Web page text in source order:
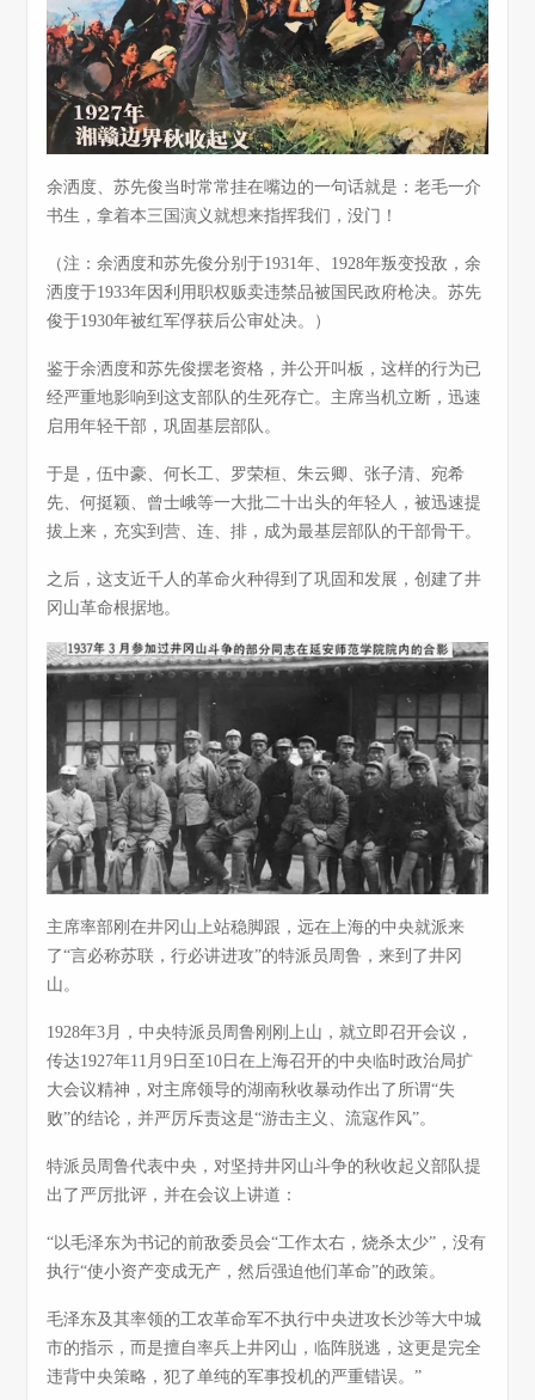
余洒度、苏先俊当时常常挂在嘴边的一句话就是：老毛一介
书生，拿着本三国演义就想来指挥我们，没门！
（注：余洒度和苏先俊分别于1931年、1928年叛变投敌，余
洒度于1933年因利用职权贩卖违禁品被国民政府枪决。苏先
俊于1930年被红军俘获后公审处决。）
鉴于余洒度和苏先俊摆老资格，并公开叫板，这样的行为已
经严重地影响到这支部队的生死存亡。主席当机立断，迅速
启用年轻干部，巩固基层部队。
于是，伍中豪、何长工、罗荣桓、朱云卿、张子清、宛希
先、何挺颖、曾士峨等一大批二十出头的年轻人，被迅速提
拔上来，充实到营、连、排，成为最基层部队的干部骨干。
之后，这支近千人的革命火种得到了巩固和发展，创建了井
冈山革命根据地。
主席率部刚在井冈山上站稳脚跟，远在上海的中央就派来
了“言必称苏联，行必讲进攻”的特派员周鲁，来到了井冈
山。
1928年3月，中央特派员周鲁刚刚上山，就立即召开会议，
传达1927年11月9日至10日在上海召开的中央临时政治局扩
大会议精神，对主席领导的湖南秋收暴动作出了所谓“失
败”的结论，并严厉斥责这是“游击主义、流寇作风”。
特派员周鲁代表中央，对坚持井冈山斗争的秋收起义部队提
出了严厉批评，并在会议上讲道：
“以毛泽东为书记的前敌委员会“工作太右，烧杀太少”，没有
执行“使小资产变成无产，然后强迫他们革命”的政策。
毛泽东及其率领的工农革命军不执行中央进攻长沙等大中城
市的指示，而是擅自率兵上井冈山，临阵脱逃，这更是完全
违背中央策略，犯了单纯的军事投机的严重错误。”